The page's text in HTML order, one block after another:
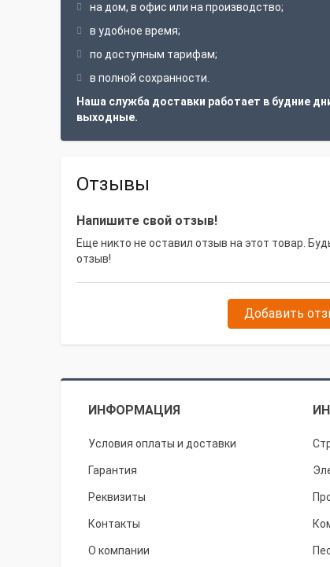
на дом, в офис или на производство;
в удобное время;
по доступным тарифам;
в полной сохранности.
Наша служба доставки работает в будние
выходные.
Отзывы
Напишите свой отзыв!
Еще никто не оставил отзыв на этот товар.
отзыв!
Добавить
ИНФОРМАЦИЯ
Условия оплаты и доставки
Гарантия
Реквизиты
Контакты
О компании